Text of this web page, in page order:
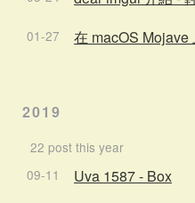
01-27 在 macOS Mojave
2019
22 post this year
09-11
Uva 1587 - Box